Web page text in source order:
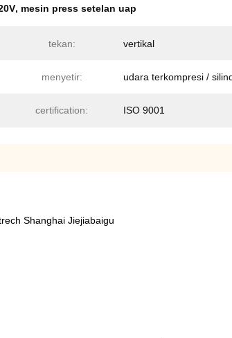
, mesin press setelan uap
tekan: vertikal
menyetir: udara terkompresi /
certification: ISO 9001
Shanghai Jiejiabaigu